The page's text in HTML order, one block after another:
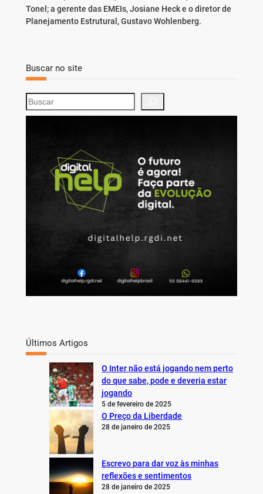
Tonel; a gerente das EMEIs, Josiane Heck e o diretor de
Planejamento Estrutural, Gustavo Wohlenberg.
Buscar no site
S
e
Últimos Artigos
O Inter não está jogando nem perto
do que sabe, pode e deveria estar
jogando
5 de fevereiro de 2025
O Preço da Liberdade
28 de janeiro de 2025
Escrevo para dar voz às minhas
reflexões e sentimentos
28 de janeiro de 2025